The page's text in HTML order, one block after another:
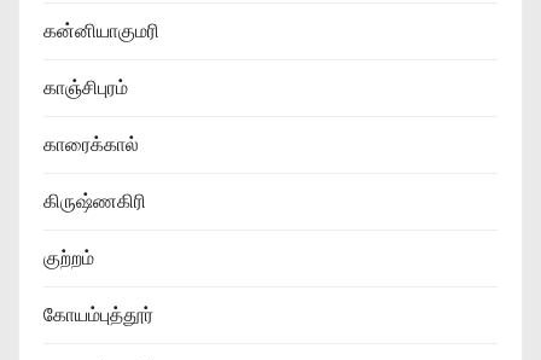
கன்னியாகுமரி
காஞ்சிபுரம்
காரைக்கால்
கிருஷ்ணகிரி
குற்றம்
கோயம்புத்தூர்